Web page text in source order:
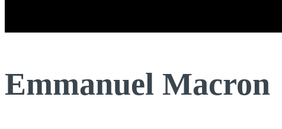
Emmanuel Macron